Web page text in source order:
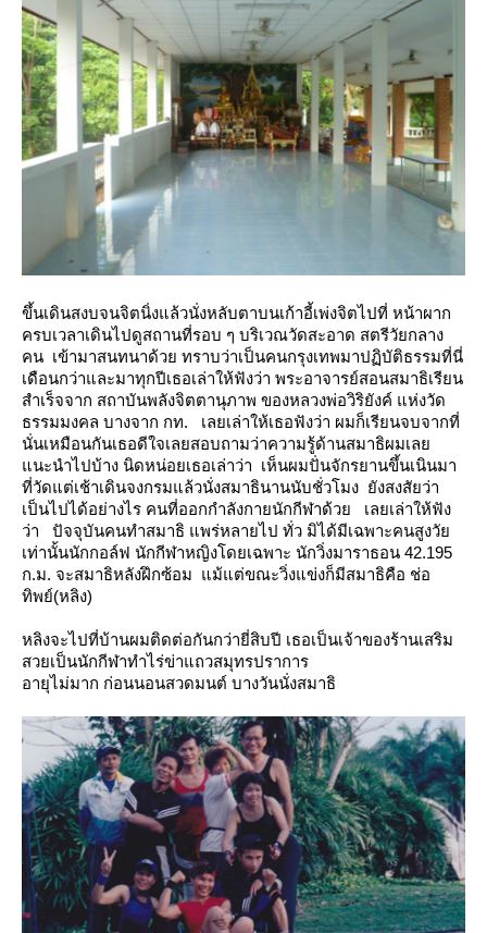
ขึ้นเดินสงบจนจิตนิ่งแล้วนั่งหลับตาบนเก้าอี้เพ่งจิตไปที่ หน้าผาก
ครบเวลาเดินไปดูสถานที่รอบ ๆ บริเวณวัดสะอาด สตรีวัยกลาง
คน เข้ามาสนทนาด้ว ทราบว่าเป็นคนกรุงเทพมาปฏิบัติธรรมที่นี่
เดือนกว่าและมาทุกปีเธอเล่าให้ฟังว่า พระอาจารย์สอนสมาธิเรียน
สำเร็จจาก สถาบันพลังจิตตานุภาพ ของหลวงพ่อวิริยังค์ แห่งวัด
ธรรมมงคล บางจาก กท.
เลยเล่าให้เธอฟังว่า ผมก็เรียนจบจากที่
นั่นเหมือนกันเธอดีใจเลยสอบถามว่าความรู้ด้านสมาธิผมเล
นะนำไปบ้าง นิดหน่อยเธอเล่าว่า เห็นผมปั่นจักรยานขึ้นเนินมา
ที่วัดแต่เช้าเดินจงกรมแล้วนั่งสมาธินานนับชั่วโมง ังสงสัยว่า
เป็นไปได้อย่างไร คนที่ออกกำลังกายนักกีฬาด้ว
เลยเล่าให้ฟัง
ว่า ปัจจุบันคนทำสมาธิ แพร่หลายไป ทั่ว มิได้มีเฉพาะคนสูงวั
เท่านั้นนักกอล์ฟ นักกีฬาหญิงโดยเฉพาะ นักวิ่งมาราธอน 42.195
ก.ม. จะสมาธิหลังฝึกซ้อม แม้แต่ขณะวิ่งแข่งก็มีสมาธิคือ ช่อ
ทิพย์(หลิง)
หลิงจะไปที่บ้านผมติดต่อกันกว่ายี่สิบปี เธอเป็นเจ้าของร้านเสริม
สวยเป็นนักกีฬาทำไร่ข่าแถวสมุทรปราการ
อายุไม่มาก ก่อนนอนสวดมนต์ บางวันนั่งสมาธิ